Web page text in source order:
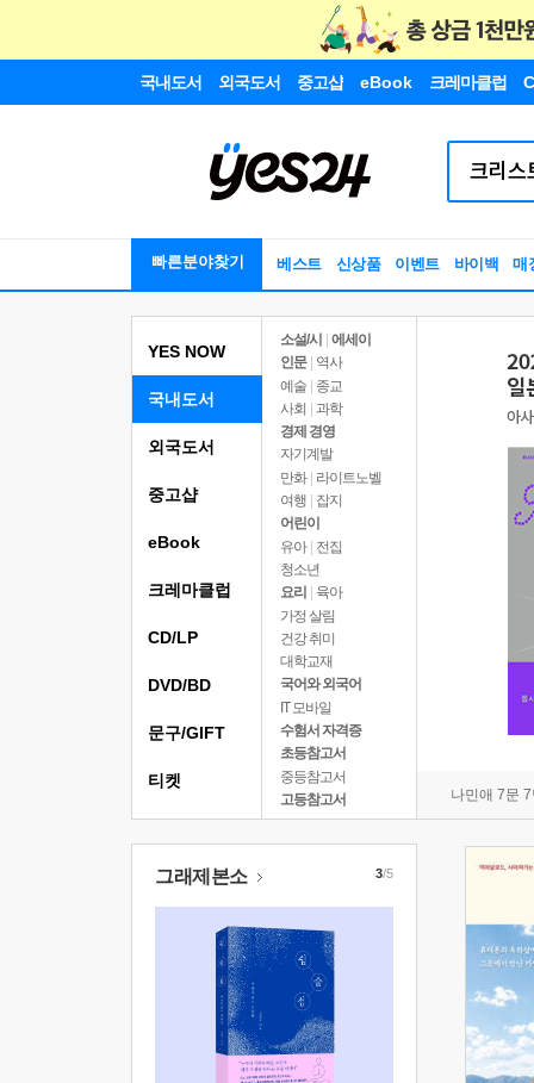
국내도서 외국도서 중고샵 eBook 크레마클럽
빠른분야찾기 베스트 신상품 이벤트 바이백 매
YES NOW
국내도서
소설/시
에세이
인문
역사
예술 | 종교
사회 | 과학
경제 경영
자기계발
만화 | 라이트노벨
여행
잡지
어린이
유아 | 전집
청소년
요리
육아
가정 살림
건강 취미
대학교재
국어와 외국어
IT 모바일
수험서 자격증
초등참고서
중등참고서
고등참고서
나민애 7문
외국도서
중고샵
eBook
크레마클럽
CD/LP
DVD/BD
문구/GIFT
티켓
그래제본소 3/5